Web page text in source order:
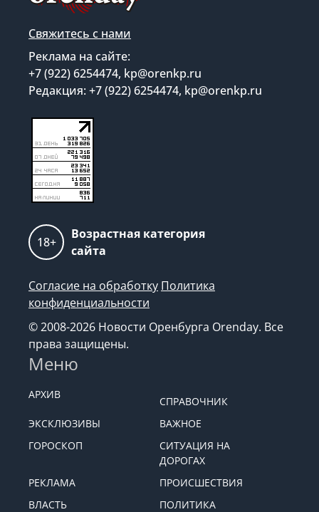
Свяжитесь с нами
Реклама на сайте:
+7 (922) 6254474, kp@orenkp.ru
Редакция: +7 (922) 6254474, kp@orenkp.ru
18+
Возрастная категория
сайта
Согласие на обработку Политика
конфиденциальности
© 2008-2026 Новости Оренбурга Orenday. Все
права защищены.
Меню
АРХИВ
СПРАВОЧНИК
ЭКСКЛЮЗИВЫ
ВАЖНОЕ
ГОРОСКОП
СИТУАЦИЯ НА
ДОРОГАХ
РЕКЛАМА
ПРОИСШЕСТВИЯ
ВЛАСТЬ
ПОЛИТИКА